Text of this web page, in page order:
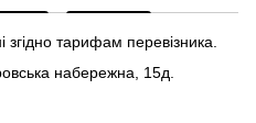
тарифам перевізника.
набережна , 15д